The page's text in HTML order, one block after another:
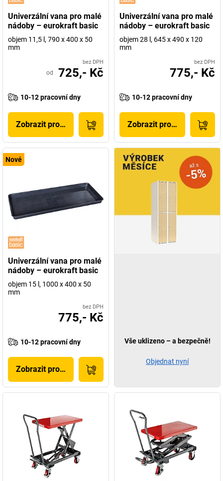
Univerzální vana pro malé
nádoby – eurokraft basic
objem 11,5 l, 790 x 400 x 50
mm
bez DPH
od 725,- Kč
10-12 pracovní dny
Zobrazit produkt
Univerzální vana pro malé
nádoby – eurokraft basic
objem 28 l, 645 x 490 x 120
mm
bez DPH
775,- Kč
10-12 pracovní dny
Zobrazit produkt
Nové
Univerzální vana pro malé
nádoby – eurokraft basic
objem 15 l, 1000 x 400 x 50
mm
bez DPH
775,- Kč
10-12 pracovní dny
Zobrazit produkt
Vše uklizeno – a bezpečně!
Objednat nyní